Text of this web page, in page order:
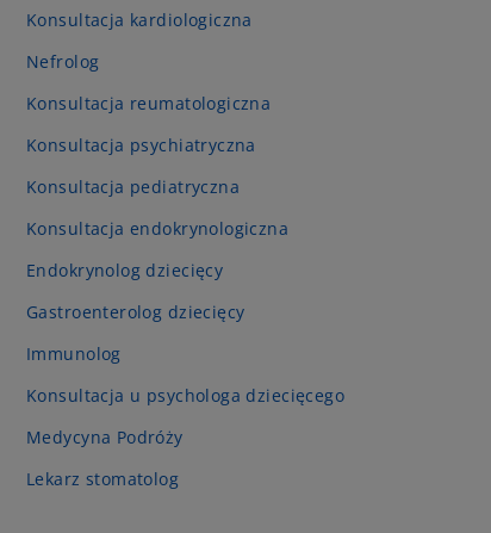
Konsultacja kardiologiczna
Nefrolog
Konsultacja reumatologiczna
Konsultacja psychiatryczna
Konsultacja pediatryczna
Konsultacja endokrynologiczna
Endokrynolog dziecięcy
Gastroenterolog dziecięcy
Immunolog
Konsultacja u psychologa dziecięcego
Medycyna Podróży
Lekarz stomatolog